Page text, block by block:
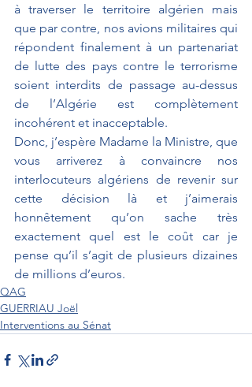
à traverser le territoire algérien mais
que par contre, nos avions militaires qui
répondent finalement à un partenariat
de lutte des pays contre le terrorisme
soient interdits de passage au-dessus
de l’Algérie est complètement
incohérent et inacceptable.
Donc, j’espère Madame la Ministre, que
vous arriverez à convaincre nos
interlocuteurs algériens de revenir sur
cette décision là et j’aimerais
honnêtement qu’on sache très
exactement quel est le coût car je
pense qu’il s’agit de plusieurs dizaines
de millions d’euros.
QAG
GUERRIAU Joël
Interventions au Sénat